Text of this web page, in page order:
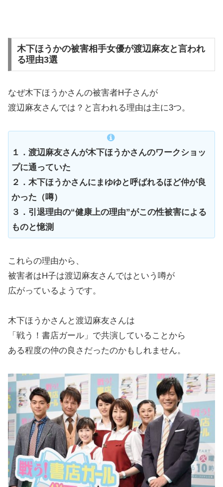
木下ほうかの被害相手女優が渡辺麻友と言われ
る理由3選
なぜ木下ほうかさんの被害者H子さんが
渡辺麻友さんでは？と言われる理由は主に3つ。
１．渡辺麻友さんが木下ほうかさんのワークショッ
プに通っていた
２．木下ほうかさんにまゆゆと呼ばれるほど仲が良
かった（噂）
３．引退理由の“健康上の理由”がこの性被害による
ものと憶測
これらの理由から、
被害者はH子は渡辺麻友さんではという噂が
広がっているようです。
木下ほうかさんと渡辺麻友さんは
「戦う！書店ガール」で共演していることから
ある程度の仲の良さだったのかもしれません。